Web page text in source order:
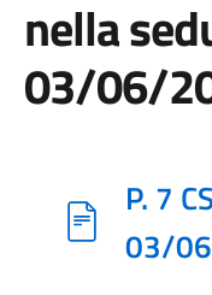
nella
03/06/
P. 7
03/